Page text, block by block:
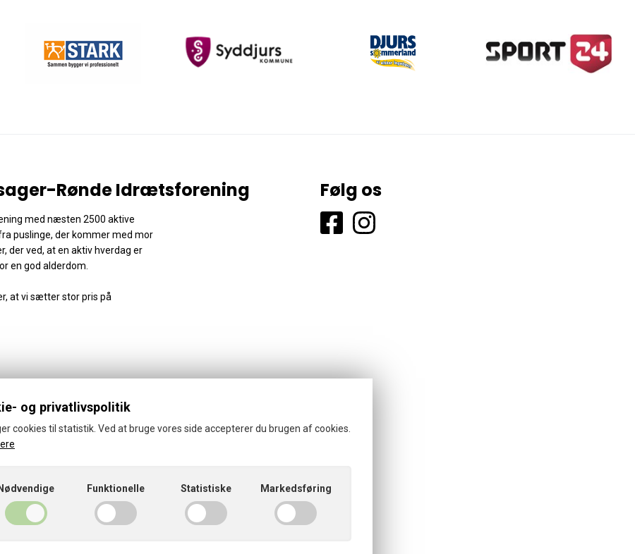
Rønde Idrætsforening
med næsten 2500 aktive
puslinge, der kommer med mor
der ved, at en aktiv hverdag er
en god alderdom.
at vi sætter stor pris på
Følg os
og privatlivspolitik
cookies til statistik. Ved at bruge vores side accepterer du brugen af cookies.
Nødvendige Funktionelle Statistiske Markedsføring